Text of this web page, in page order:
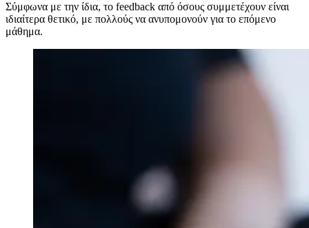
Σύμφωνα με την ίδια, το feedback από όσους συμμετέχουν είναι
ιδιαίτερα θετικό, με πολλούς να ανυπομονούν για το επόμενο
μάθημα.